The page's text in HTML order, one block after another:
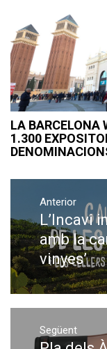
LA BARCELONA
1.300
d'entrades
Anterior
Previous
post:
L’Incavi
amb la
vinyes’
Següent